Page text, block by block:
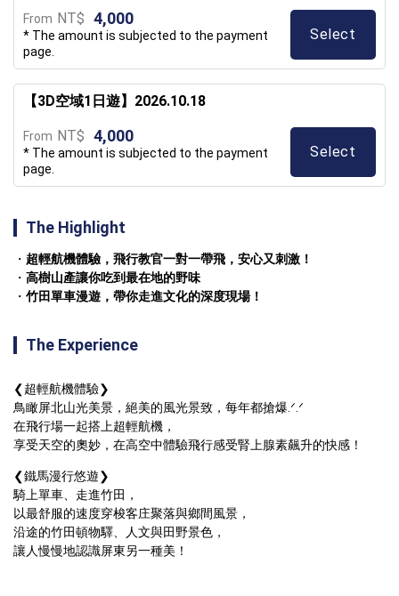
From NT$ 4,000
* The amount is subjected to the payment
page.
Select
【3D空域1日遊】2026.10.18
From NT$ 4,000
* The amount is subjected to the payment
page.
Select
The Highlight
超輕航機體驗，飛行教官一對一帶飛，安心又刺激！
高樹山產讓你吃到最在地的野味
竹田單車漫遊，帶你走進文化的深度現場！
The Experience
❮超輕航機體驗❯
鳥瞰屏北山光美景，絕美的風光景致，每年都搶爆.ᐟ.ᐟ
在飛行場一起搭上超輕航機，
享受天空的奧妙，在高空中體驗飛行感受腎上腺素飆升的快感！
❮鐵馬漫行悠遊❯
騎上單車、走進竹田，
以最舒服的速度穿梭客庄聚落與鄉間風景，
沿途的竹田頓物驛、人文與田野景色，
讓人慢慢地認識屏東另一種美！